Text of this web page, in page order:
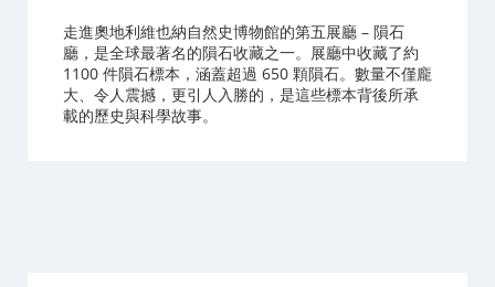
走進奧地利維也納自然史博物館的第五展廳 – 隕石
廳，是全球最著名的隕石收藏之一。展廳中收藏了約
1100 件隕石標本，涵蓋超過 650 顆隕石。數量不僅龐
大、令人震撼，更引人入勝的，是這些標本背後所承
載的歷史與科學故事。